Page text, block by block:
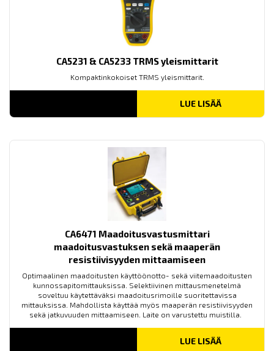
CA5231 & CA5233 TRMS yleismittarit
Kompaktinkokoiset TRMS yleismittarit.
LUE LISÄÄ
CA6471 Maadoitusvastusmittari
maadoitusvastuksen sekä maaperän
resistiivisyyden mittaamiseen
Optimaalinen maadoitusten käyttöönotto- sekä viitemaadoitusten
kunnossapitomittauksissa. Selektiivinen mittausmenetelmä
soveltuu käytettäväksi maadoitusrimoille suoritettavissa
mittauksissa. Mahdollista käyttää myös maaperän resistiivisyyden
sekä jatkuvuuden mittaamiseen. Laite on varustettu muistilla.
LUE LISÄÄ